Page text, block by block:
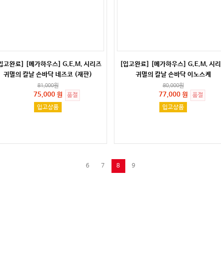
고완료] [메가하우스] G.E.M. 시리즈
귀멸의 칼날 손바닥 네즈코 (재판)
81,000원
75,000 원
품절
입고상품
[입고완료] [메가하우스] G.E.M. 시
귀멸의 칼날 손바닥 이노스케
80,000원
77,000 원
품절
입고상품
6 7 8 9